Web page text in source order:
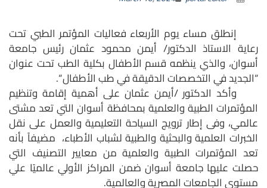
إنطلق مساء يوم الأربعاء فعاليات المؤتمر الطبي تحت
رعاية الاستاذ الدكتور/ أيمن محمود عثمان رئيس جامعة
أسوان، والذي ينظمه قسم الأطفال بكلية الطب تحت عنوان
“الجديد في التخصصات الدقيقة في طب الأطفال “.
وأكد الدكتور /أيمن عثمان على أهمية إقامة وتنظيم
المؤتمرات الطبية والعلمية بمحافظة أسوان التي تعد مشتى
عالمي، وفى إطار ترويج السياحة التعليمية والعمل على نقل
الخبرات العلمية والبحثية والطبية لشباب الأطباء، مضيفاً بأنه
تعد المؤتمرات الطبية والعلمية من معايير التصنيف التي
حصلت عليها جامعة أسوان ضمن المراكز الأولي عالميًا علي
مستوي الجامعات المصرية والعالمية.